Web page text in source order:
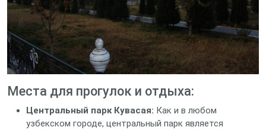
Места для прогулок и отдыха:
Центральный парк Кувасая: Как и в любом
узбекском городе, центральный парк является